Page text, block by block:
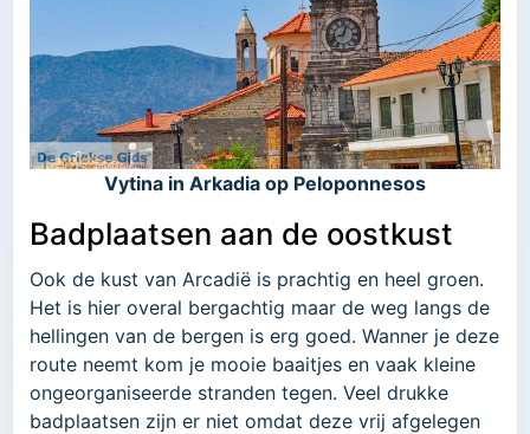
Vytina in Arkadia op Peloponnesos
Badplaatsen aan de oostkust
Ook de kust van Arcadië is prachtig en heel groen.
Het is hier overal bergachtig maar de weg langs de
hellingen van de bergen is erg goed. Wanner je deze
route neemt kom je mooie baaitjes en vaak kleine
ongeorganiseerde stranden tegen. Veel drukke
badplaatsen zijn er niet omdat deze vrij afgelegen